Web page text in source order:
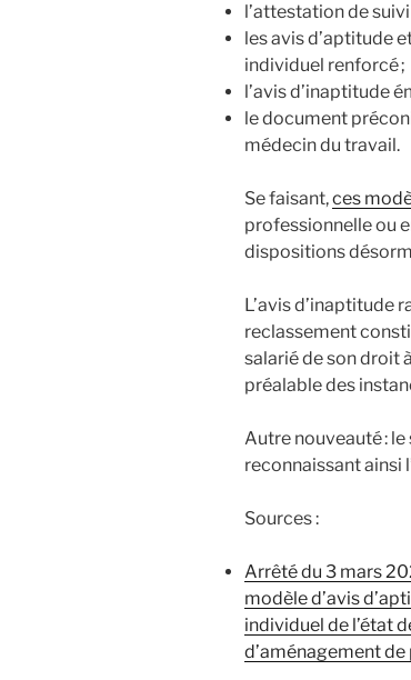
l’attestation de
les avis d’aptitude
individuel renforcé ;
l’avis d’inaptitude
le document
médecin du travail.
Se faisant,ces
professionnelle ou
dispositions
L’avis d’inaptitude
reclassement
salarié de son droit
préalable des
Autre nouveauté : le
reconnaissant ainsi
Sources :
Arrêté du 3 mars
modèle d’avis
individuel de l’état
d’aménagement